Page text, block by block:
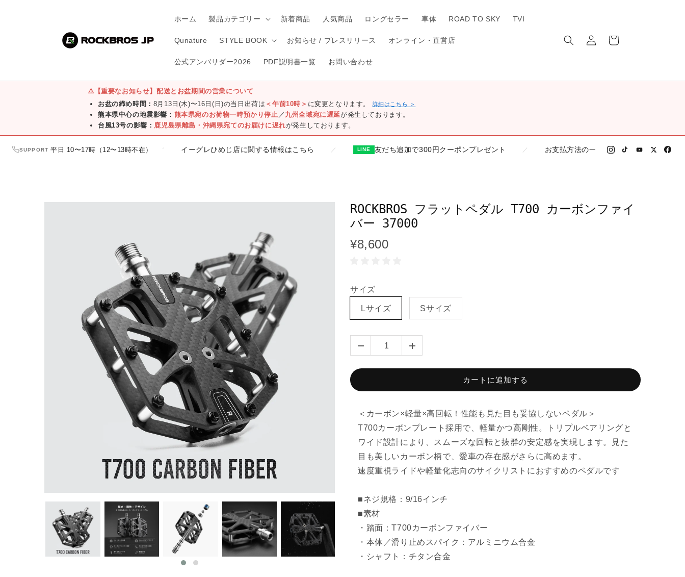
ホーム 製品カテゴリー 新着商品 人気商品 ロングセラー 車体 ROAD TO SKY TVI
Qunature STYLE BOOK お知らせ / プレスリリース オンライン・直営店
公式アンバサダー2026 PDF説明書一覧 お問い合わせ
イ
ー
⚠️【重要なお知らせ】配送とお盆期間の営業について
お盆の締め時間： 8月13日(木)〜16日(日)の当日出荷は ＜午前10時＞ に変更となります。 詳細はこちら ＞
熊本県中心の地震影響： 熊本県宛のお荷物一時預かり停止 ／ 九州全域宛に遅延が発生しております。
台風13号の影響： 鹿児島県離島・沖縄県宛てのお届けに遅れが発生しております。
SUPPORT 平日 10〜17時（12〜13時不在）
ライン・直営店一覧はこちら ／ イーグレひめじ店に関する情報はこちら ／ LINE 友だち追加で300円クーポンプレゼント ／ お支払方法の一覧 ／ 注意 偽サイトにご注
ROCKBROS フラットペダル T700 カーボンファイ
バー 37000
¥8,600
サイズ
Lサイズ Sサイズ
カートに追加する
＜カーボン×軽量×高回転！性能も見た目も妥協しないペダル＞
T700カーボンプレート採用で、軽量かつ高剛性。トリプルベアリングと
ワイド設計により、スムーズな回転と抜群の安定感を実現します。見た
目も美しいカーボン柄で、愛車の存在感がさらに高めます。
速度重視ライドや軽量化志向のサイクリストにおすすめのペダルです
■ネジ規格：9/16インチ
■素材
・踏面：T700カーボンファイバー
・本体／滑り止めスパイク：アルミニウム合金
・シャフト：チタン合金